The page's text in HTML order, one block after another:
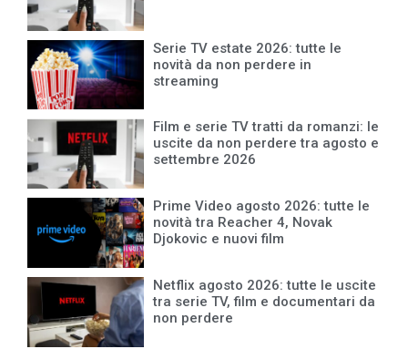
Serie TV estate 2026: tutte le
novità da non perdere in
streaming
Film e serie TV tratti da romanzi: le
uscite da non perdere tra agosto e
settembre 2026
Prime Video agosto 2026: tutte le
novità tra Reacher 4, Novak
Djokovic e nuovi film
Netflix agosto 2026: tutte le uscite
tra serie TV, film e documentari da
non perdere